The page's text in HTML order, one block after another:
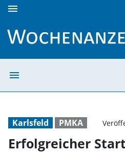
menu
menu
Karlsfeld PMKA
Erfolgreicher Start